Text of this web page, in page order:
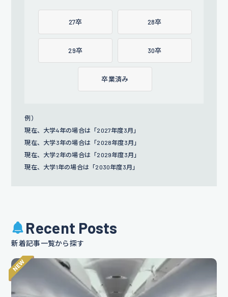
27卒 28卒
29卒 30卒
卒業済み
例）
現在、大学4年の場合は「2027年度3月」
現在、大学3年の場合は「2028年度3月」
現在、大学2年の場合は「2029年度3月」
現在、大学1年の場合は「2030年度3月」
Recent Posts
新着記事一覧から探す